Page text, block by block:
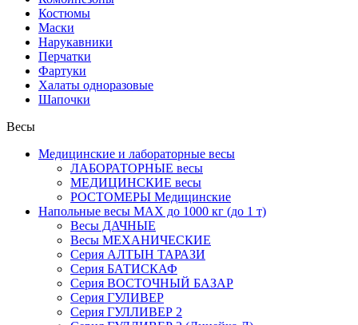
Костюмы
Маски
Нарукавники
Перчатки
Фартуки
Халаты одноразовые
Шапочки
Весы
Медицинские и лабораторные весы
ЛАБОРАТОРНЫЕ весы
МЕДИЦИНСКИЕ весы
РОСТОМЕРЫ Медицинские
Напольные весы MAX до 1000 кг (до 1 т)
Весы ДАЧНЫЕ
Весы МЕХАНИЧЕСКИЕ
Серия АЛТЫН ТАРАЗИ
Серия БАТИСКАФ
Серия ВОСТОЧНЫЙ БАЗАР
Серия ГУЛИВЕР
Серия ГУЛЛИВЕР 2